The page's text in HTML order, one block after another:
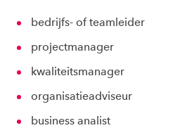
bedrijfs- of teamleider
projectmanager
kwaliteitsmanager
organisatieadviseur
business analist